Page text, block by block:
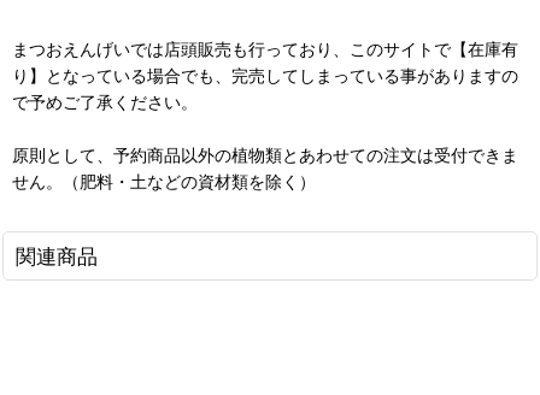
まつおえんげいでは店頭販売も行っており、このサイトで【在庫有
り】となっている場合でも、完売してしまっている事がありますの
で予めご了承ください。
原則として、予約商品以外の植物類とあわせての注文は受付できま
せん。（肥料・土などの資材類を除く）
関連商品